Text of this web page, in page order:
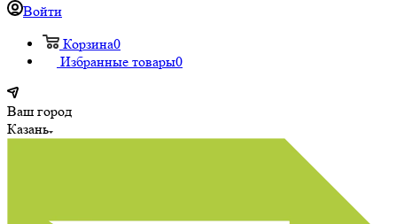
Войти
Корзина0
Избранные товары0
Ваш город
Казань